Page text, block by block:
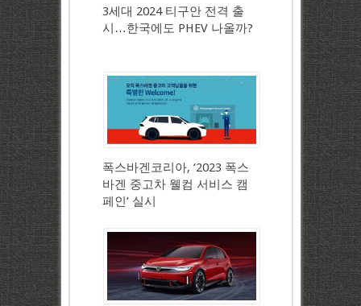
3세대 2024 티구안 전격 출
시…한국에도 PHEV 나올까?
폭스바겐코리아, ‘2023 폭스
바겐 중고차 웰컴 서비스 캠
페인’ 실시